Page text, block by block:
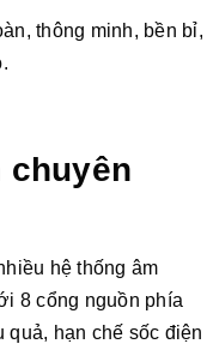
thông minh, bền bỉ,
chuyên
hệ thống âm
8 cổng nguồn phía
quả, hạn chế sốc điện